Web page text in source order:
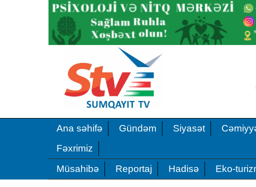
Ana səhifə Gündəm Siyasət
Fəxrimiz
Müsahibə
Reportaj Hadisə Eko-